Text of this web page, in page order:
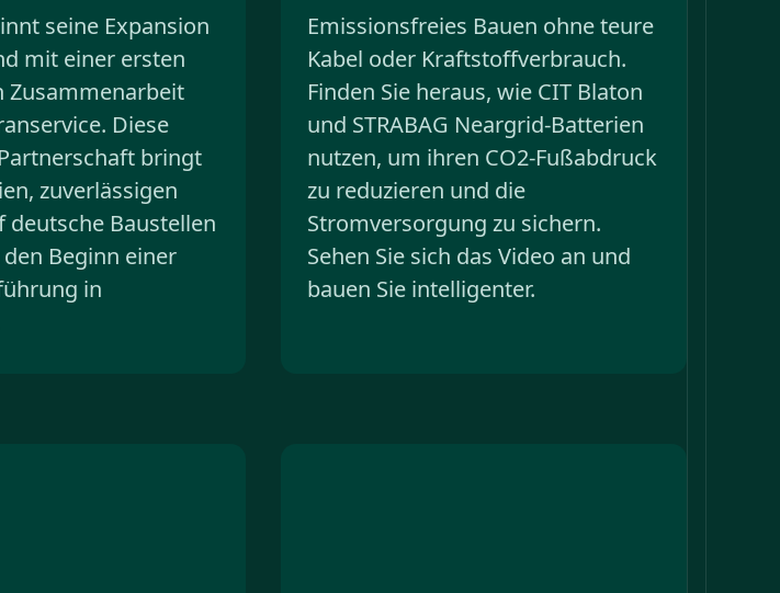
seine Expansion
mit einer ersten
Zusammenarbeit
Diese
bringt
zuverlässigen
deutsche Baustellen
Beginn einer
in
Emissionsfreies Bauen ohne teure
Kabel oder Kraftstoffverbrauch.
Finden Sie heraus, wie CIT Blaton
und STRABAG Neargrid-Batterien
nutzen, um ihren CO2-Fußabdruck
zu reduzieren und die
Stromversorgung zu sichern.
Sehen Sie sich das Video an und
bauen Sie intelligenter.